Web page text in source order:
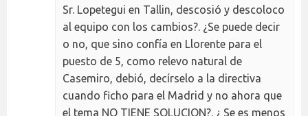
Sr. Lopetegui en Tallin, descosió y descoloco
al equipo con los cambios?. ¿Se puede decir
o no, que sino confía en Llorente para el
puesto de 5, como relevo natural de
Casemiro, debió, decírselo a la directiva
cuando ficho para el Madrid y no ahora que
el tema NO TIENE SOLUCION?. ¿ Se es menos